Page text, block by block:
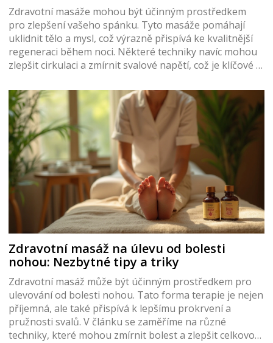
Zdravotní masáže mohou být účinným prostředkem
pro zlepšení vašeho spánku. Tyto masáže pomáhají
uklidnit tělo a mysl, což výrazně přispívá ke kvalitnější
regeneraci během noci. Některé techniky navíc mohou
zlepšit cirkulaci a zmírnit svalové napětí, což je klíčové k
různých typů zdravotních masáží, které mohou vést k
lepšímu spánkovému cyklu a celkovému pocitu pohody.
Naučte se, jak pravidelné sezení může pozitivně ovlivnit
váš každodenní život.
Zdravotní masáž na úlevu od bolesti
nohou: Nezbytné tipy a triky
Zdravotní masáž může být účinným prostředkem pro
ulevování od bolesti nohou. Tato forma terapie je nejen
příjemná, ale také přispívá k lepšímu prokrvení a
pružnosti svalů. V článku se zaměříme na různé
techniky, které mohou zmírnit bolest a zlepšit celkovou